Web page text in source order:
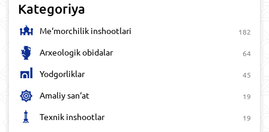
Kategoriya
Me‘morchilik inshootlari 182
Arxeologik obidalar 64
Yodgorliklar 45
Amaliy san‘at 19
Texnik inshootlar 19